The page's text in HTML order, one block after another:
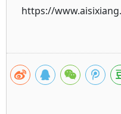
https://